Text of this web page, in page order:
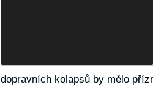
dopravních kolapsů by mělo